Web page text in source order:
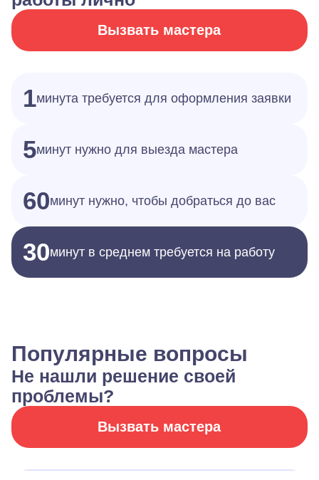
Вызвать мастера
1минута требуется для оформления заявки
5минут нужно для выезда мастера
60минут нужно, чтобы добраться до вас
30минут в среднем требуется на работу
Популярные вопросы
Не нашли решение своей
проблемы?
Вызвать мастера